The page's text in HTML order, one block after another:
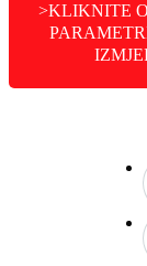
>KLIKNITE